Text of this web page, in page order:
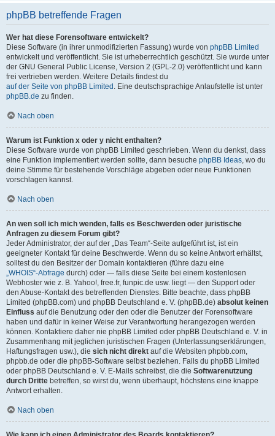
phpBB betreffende Fragen
Wer hat diese Forensoftware entwickelt?
Diese Software (in ihrer unmodifizierten Fassung) wurde von phpBB Limited
entwickelt und veröffentlicht. Sie ist urheberrechtlich geschützt. Sie wurde unter
der GNU General Public License, Version 2 (GPL-2.0) veröffentlicht und kann
frei vertrieben werden. Weitere Details findest du
auf der Seite von phpBB Limited . Eine deutschsprachige Anlaufstelle ist unter
phpBB.de zu finden.
Nach oben
Warum ist Funktion x oder y nicht enthalten?
Diese Software wurde von phpBB Limited geschrieben. Wenn du denkst, dass
eine Funktion implementiert werden sollte, dann besuche phpBB Ideas, wo du
deine Stimme für bestehende Vorschläge abgeben oder neue Funktionen
vorschlagen kannst.
Nach oben
An wen soll ich mich wenden, falls es Beschwerden oder juristische
Anfragen zu diesem Forum gibt?
Jeder Administrator, der auf der „Das Team“-Seite aufgeführt ist, ist ein
geeigneter Kontakt für deine Beschwerde. Wenn du so keine Antwort erhältst,
solltest du den Besitzer der Domain kontaktieren (führe dazu eine
„WHOIS“-Abfrage durch) oder — falls diese Seite bei einem kostenlosen
Webhoster wie z. B. Yahoo!, free.fr, funpic.de usw. liegt — den Support oder
den Abuse-Kontakt des betreffenden Dienstes. Bitte beachte, dass phpBB
Limited (phpBB.com) und phpBB Deutschland e. V. (phpBB.de) absolut keinen
Einfluss auf die Benutzung oder den oder die Benutzer der Forensoftware
haben und dafür in keiner Weise zur Verantwortung herangezogen werden
können. Kontaktiere daher nie phpBB Limited oder phpBB Deutschland e. V. in
Zusammenhang mit jeglichen juristischen Fragen (Unterlassungserklärungen,
Haftungsfragen usw.), die sich nicht direkt auf die Websiten phpbb.com,
phpbb.de oder die phpBB-Software selbst beziehen. Falls du phpBB Limited
oder phpBB Deutschland e. V. E-Mails schreibst, die die Softwarenutzung
durch Dritte betreffen, so wirst du, wenn überhaupt, höchstens eine knappe
Antwort erhalten.
Nach oben